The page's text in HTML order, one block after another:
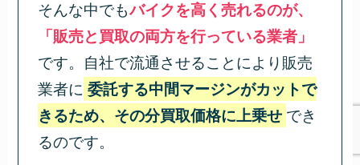
そんな中でもバイクを高く売れるのが、
「販売と買取の両方を行っている業者」
です。自社で流通させることにより販売
業者に 委託する中間マージンがカットで
きるため、その分買取価格に上乗せ でき
るのです。